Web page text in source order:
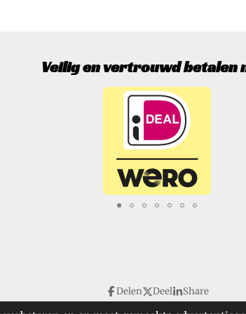
Veilig en vertrouwd betalen
Delen Deel Share
Alle rechten voorbehouden.